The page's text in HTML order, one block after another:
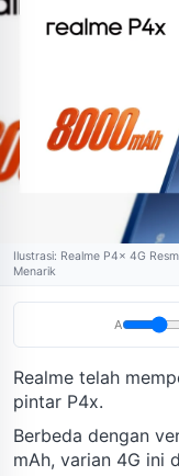
Ilustrasi: Realme P4x 4G
Menarik
A
Realme telah
pintar P4x.
Berbeda dengan
mAh, varian 4G ini